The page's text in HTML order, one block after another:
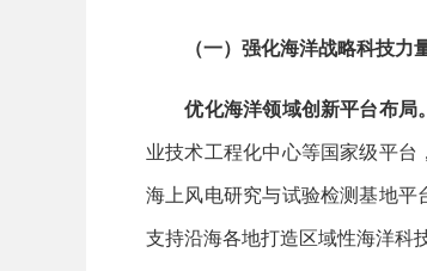
（一）强化海洋战略科技力
优化海洋领域创新平台布局
业技术工程化中心等国家级平
海上风电研究与试验检测基地平
支持沿海各地打造区域性海洋科